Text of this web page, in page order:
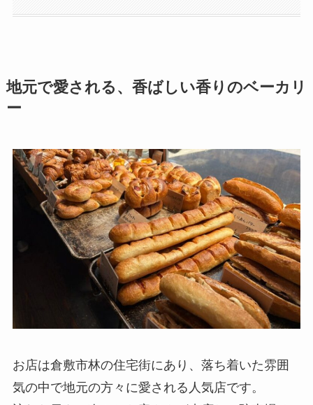
地元で愛される、香ばしい香りのベーカリ
ー
お店は倉敷市林の住宅街にあり、落ち着いた雰囲
気の中で地元の方々に愛される人気店です。